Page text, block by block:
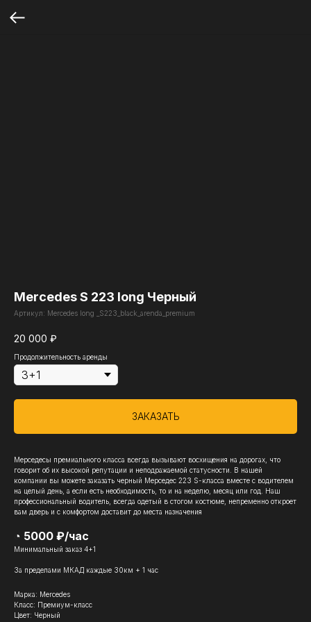
Mercedes S 223 long Черный
Артикул: Mercedes long _S223_black_arenda_premium
20 000 ₽
Продолжительность аренды
ЗАКАЗАТЬ
Мерседесы премиального класса всегда вызывают восхищения на дорогах, что
говорит об их высокой репутации и неподражаемой статусности. В нашей
компании вы можете заказать черный Мерседес 223 S-класса вместе с водителем
на целый день, а если есть необходимость, то и на неделю, месяц или год. Наш
профессиональный водитель, всегда одетый в стогом костюме, непременно откроет
вам дверь и с комфортом доставит до места назначения
◔ 5000 ₽/час
Минимальный заказ 4+1
За пределами МКАД каждые 30км + 1 час
Марка: Mercedes
Класс: Премиум-класс
Цвет: Черный